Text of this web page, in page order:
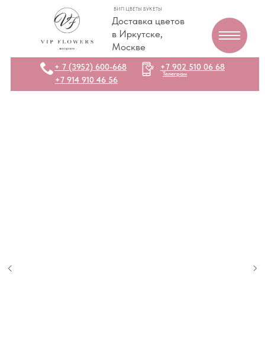
Доставка цветов
в Иркутске,
Москве
ВИП ЦВЕТЫ БУКЕТЫ
+7 914 910 46 56
+7 902 510 06 68
Телеграм
+ 7 (3952) 600-668